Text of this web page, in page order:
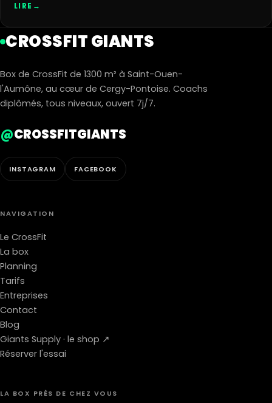
LIRE →
CROSSFIT GIANTS
Box de CrossFit de 1300 m² à Saint-Ouen-
l'Aumône, au cœur de Cergy-Pontoise. Coachs
diplômés, tous niveaux, ouvert 7j/7.
@CROSSFITGIANTS
INSTAGRAM FACEBOOK
NAVIGATION
Le CrossFit
La box
Planning
Tarifs
Entreprises
Contact
Blog
Giants Supply · le shop ↗
Réserver l'essai
LA BOX PRÈS DE CHEZ VOUS